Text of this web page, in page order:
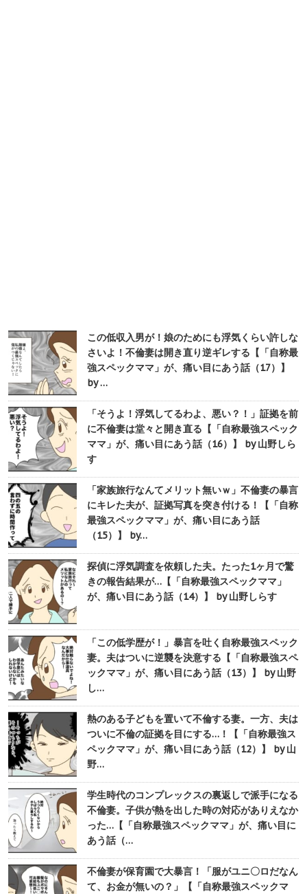
この低収入男が！娘のためにも浮気くらい許しな
さいよ！不倫妻は開き直り逆ギレする【「自称最
強スペックママ」が、痛い目にあう話（17）】
by …
「そうよ！浮気してるわよ、悪い？！」証拠を前
に不倫妻は堂々と開き直る【「自称最強スペック
ママ」が、痛い目にあう話（16）】 by 山野しら
す
「家族旅行なんてメリット無いｗ」不倫妻の暴言
にキレた夫が、証拠写真を突き付ける！【「自称
最強スペックママ」が、痛い目にあう話
（15）】 by…
探偵に浮気調査を依頼した夫。たった1ヶ月で驚
きの報告結果が…【「自称最強スペックママ」
が、痛い目にあう話（14）】 by 山野しらす
「この低学歴が！」暴言を吐く自称最強スペック
妻。夫はついに逆襲を決意する【「自称最強スペ
ックママ」が、痛い目にあう話（13）】 by 山野
し…
熱のある子どもを置いて不倫する妻。一方、夫は
ついに不倫の証拠を目にする…！【「自称最強ス
ペックママ」が、痛い目にあう話（12）】 by 山
野…
学生時代のコンプレックスの裏返しで派手になる
不倫妻。子供が熱を出した時の対応がありえなか
った…【「自称最強スペックママ」が、痛い目に
あう話（…
不倫妻が保育園で大暴言！「服がユニ〇ロだなん
て、お金が無いの？」【「自称最強スペックマ